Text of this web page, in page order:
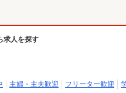
求人を探す
主婦・主夫歓迎 フリーター歓迎